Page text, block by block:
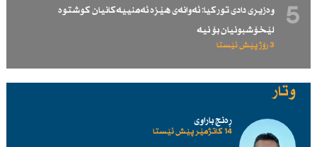
5
وەزیری دادی توركیا: ئەوانەی هێزە ئەمنییەكانیان كوشتوە
لێخۆشبونیان بۆ نیە
3 رۆژ پێش ئێستا
وتار
ڕەنج باراوی
14 کاتژمێر پێش ئێستا